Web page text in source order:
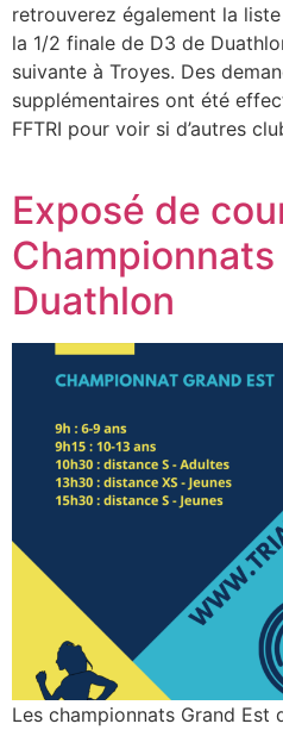
retrouverez également la
la 1/2 finale de D3 de
suivante à Troyes. Des
supplémentaires ont été
FFTRI pour voir si d’autres
Exposé de
Duathlon
Les championnats Grand Est